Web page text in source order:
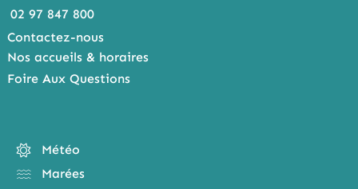
02 97 847 800
Contactez-nous
Nos accueils & horaires
Foire Aux Questions
Météo
Marées